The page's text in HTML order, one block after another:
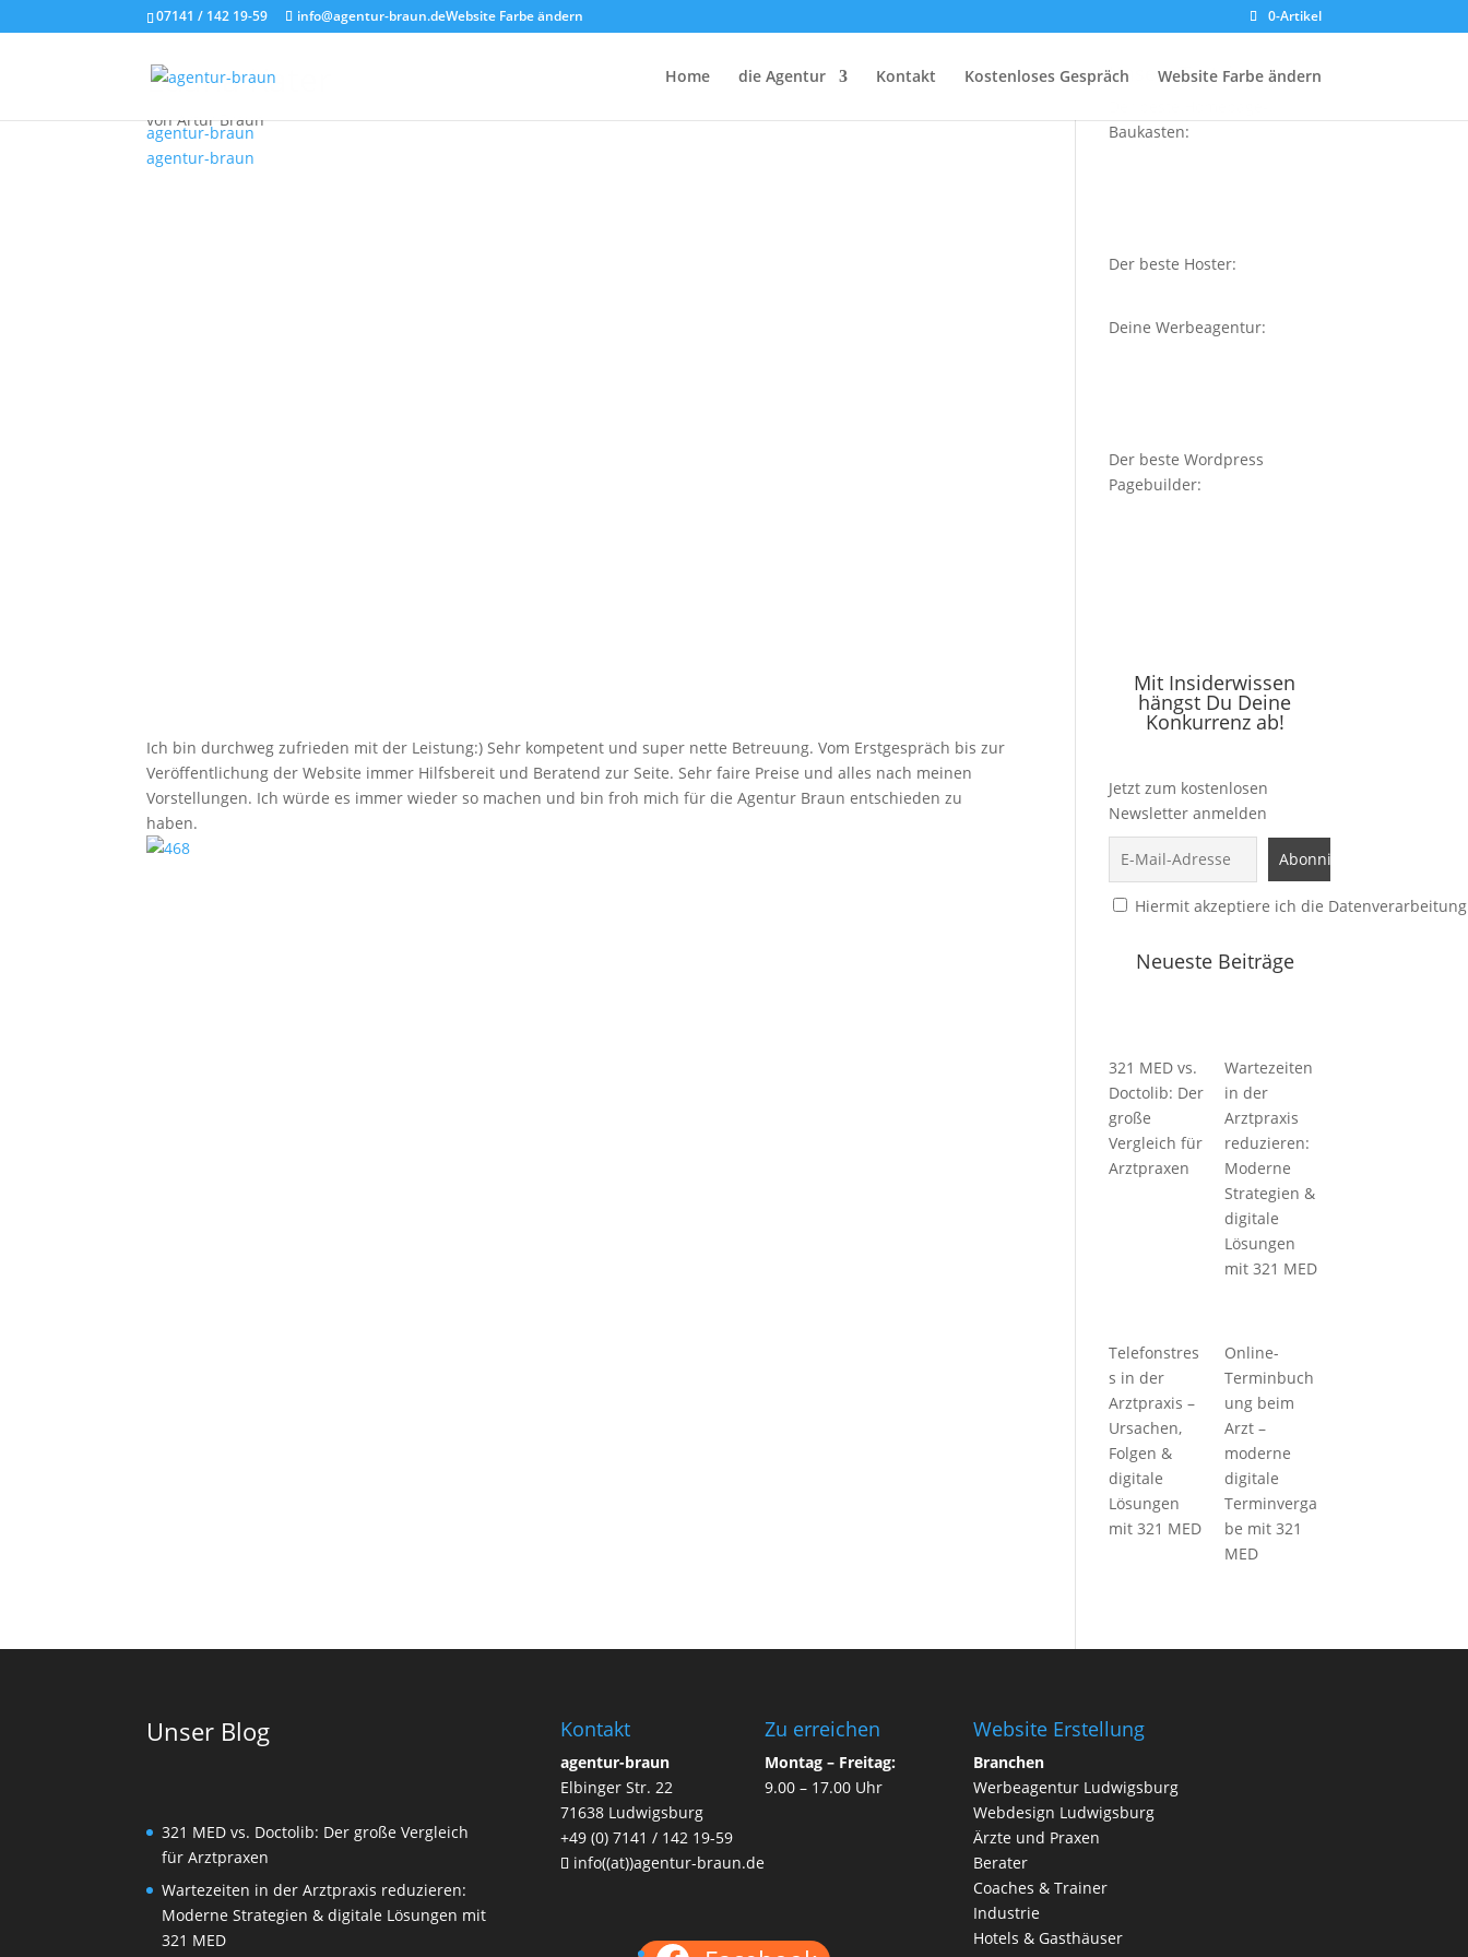
Website Farbe ändern
07141 / 142 19-59 info@agentur-braun.de 0-Artikel
agentur-braun
agentur-braun
Home die Agentur Kontakt Kostenloses Gespräch Website Farbe ändern
Luana Kater
vonArtur Braun
Ich bin durchweg zufrieden mit der Leistung:) Sehr kompetent und super nette Betreuung. Vom Erstgespräch bis zur
Veröffentlichung der Website immer Hilfsbereit und Beratend zur Seite. Sehr faire Preise und alles nach meinen
Vorstellungen. Ich würde es immer wieder so machen und bin froh mich für die Agentur Braun entschieden zu
haben.
Unsere Testsieger
Baukasten:
Der beste Hoster:
Deine Werbeagentur:
Der beste Wordpress
Pagebuilder:
Mit Insiderwissen
hängst Du Deine
Konkurrenz ab!
Jetzt zum kostenlosen
Newsletter anmelden
Hiermit akzeptiere ich die Datenverarbeitung
Neueste Beiträge
321 MED vs.
Doctolib: Der
große
Vergleich für
Arztpraxen
Wartezeiten
in der
Arztpraxis
reduzieren:
Moderne
Strategien &
digitale
Lösungen
mit 321 MED
Telefonstres
s in der
Arztpraxis –
Ursachen,
Folgen &
digitale
Lösungen
mit 321 MED
Online-
Terminbuch
ung beim
Arzt –
moderne
digitale
Terminverga
be mit 321
MED
Unser Blog
321 MED vs. Doctolib: Der große Vergleich
für Arztpraxen
Wartezeiten in der Arztpraxis reduzieren:
Moderne Strategien & digitale Lösungen mit
321 MED
Kontakt
agentur-braun
Elbinger Str. 22
71638 Ludwigsburg
+49 (0) 7141 / 142 19-59
info((at))agentur-braun.de
Zu erreichen
Montag – Freitag:
9.00 – 17.00 Uhr
Website Erstellung
Branchen
Werbeagentur Ludwigsburg
Webdesign Ludwigsburg
Ärzte und Praxen
Berater
Coaches & Trainer
Industrie
Hotels & Gasthäuser